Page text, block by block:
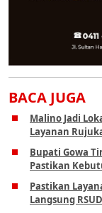
BACA JUGA
Malino Jadi
Layanan
Bupati Gowa
Pastikan
Pastikan
Langsung